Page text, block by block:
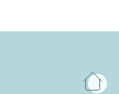
á